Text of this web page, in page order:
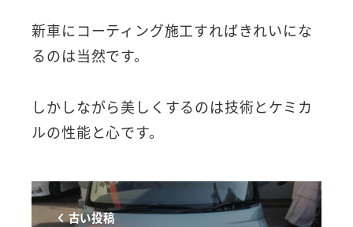
新車にコーティング施工すればきれいにな
るのは当然です。
しかしながら美しくするのは技術とケミカ
ルの性能と心です。
古い投稿